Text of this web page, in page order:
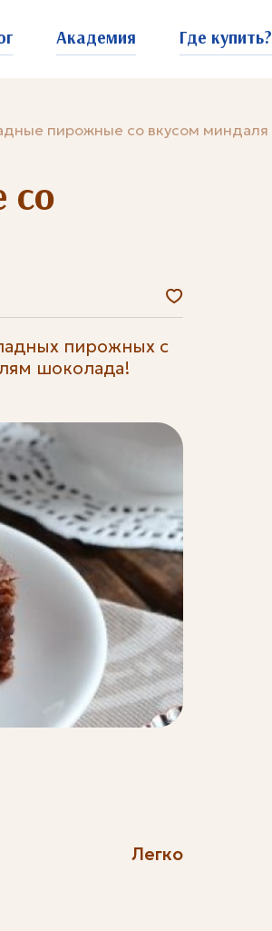
Академия Где купить?
пирожные со вкусом миндаля
со
пирожных с
шоколада!
Легко